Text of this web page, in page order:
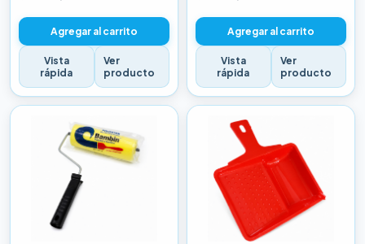
Agregar al carrito
Vista
rápida
Ver
producto
Agregar al carrito
Vista
rápida
Ver
producto